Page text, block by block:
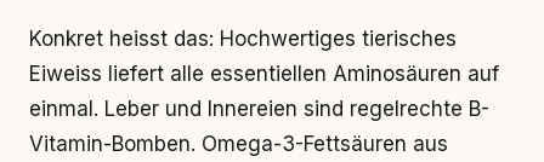
Konkret heisst das: Hochwertiges tierisches
Eiweiss liefert alle essentiellen Aminosäuren auf
einmal. Leber und Innereien sind regelrechte B-
Vitamin-Bomben. Omega-3-Fettsäuren aus